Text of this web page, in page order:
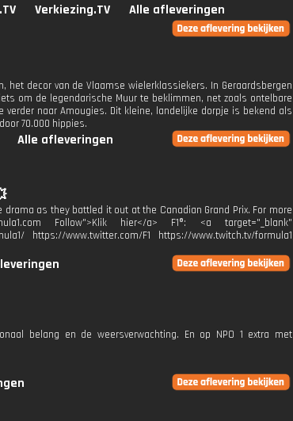
Verkiezing.TV Alle afleveringen
decor van de Vlaamse wielerklassiekers. In Geraardsbergen
om de legendarische Muur te beklimmen, net zoals ontelbare
naar Amougies. Dit kleine, landelijke dorpje is bekend als
70.000 hippies.
Alle afleveringen
drama as they battled it out at the Canadian Grand Prix. For more
Follow">Klik hier</a> F1®: <a target="_blank"
https://www.twitter.com/F1 https://www.twitch.tv/formula1
belang en de weersverwachting. En op NPO 1 extra met